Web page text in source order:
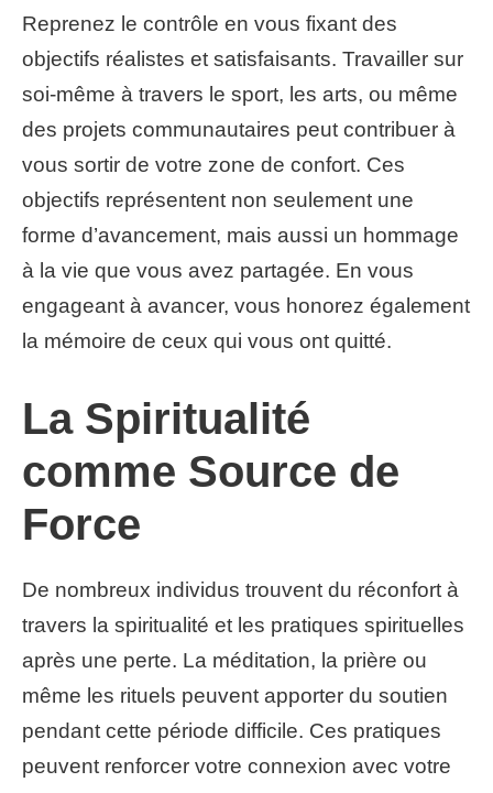
Reprenez le contrôle en vous fixant des
objectifs réalistes et satisfaisants. Travailler sur
soi-même à travers le sport, les arts, ou même
des projets communautaires peut contribuer à
vous sortir de votre zone de confort. Ces
objectifs représentent non seulement une
forme d’avancement, mais aussi un hommage
à la vie que vous avez partagée. En vous
engageant à avancer, vous honorez également
la mémoire de ceux qui vous ont quitté.
La Spiritualité
comme Source de
Force
De nombreux individus trouvent du réconfort à
travers la spiritualité et les pratiques spirituelles
après une perte. La méditation, la prière ou
même les rituels peuvent apporter du soutien
pendant cette période difficile. Ces pratiques
peuvent renforcer votre connexion avec votre